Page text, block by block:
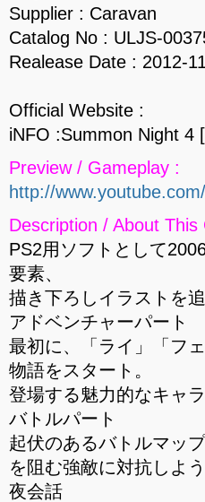
Supplier : Caravan
Catalog No : ULJS-
Realease Date : 2012-
Official Website :
iNFO :Summon Night 4
Preview / Gameplay :
http://
Description / About This
PS2用ソフトとして
要素、
描き下ろしイラストを
アドベンチャーパート
最初に、「ライ」「フ
物語をスタート。
登場する魅力的なキャ
バトルパート
起伏のあるバトルマッ
を阻む強敵に対抗しよう
夜会話